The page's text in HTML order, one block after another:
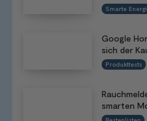
Smarte
Google
sich der
Produkttests
smarten